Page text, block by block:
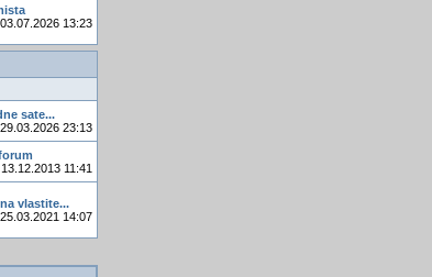
03.07.2026 13:23
sate...
29.03.2026 23:13
13.12.2013 11:41
vlastite...
25.03.2021 14:07